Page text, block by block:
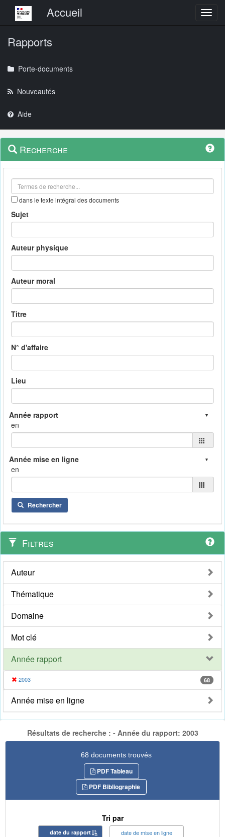
Menu principalAccueil
Rapports
Porte-documents
Nouveautés
Aide
Navigation
outils
Menu
contextuel
Recherche
dans le texte intégral des documents
Sujet
Auteur physique
Auteur moral
Titre
N° d'affaire
Lieu
en
en
Rechercher
Filtres
Auteur
Thématique
Domaine
Mot clé
Année rapport
2003 68
Année mise en ligne
Résultats de recherche : - Année du rapport: 2003
68 documents trouvés
PDF Tableau
PDF Bibliographie
Tri par
date du rapport date de mise en ligne